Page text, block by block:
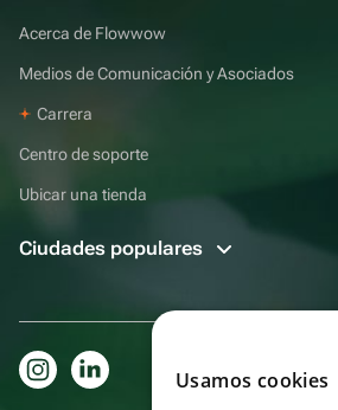
Acerca de Flowwow
Medios de Comunicación y Asociados
Carrera
Centro de soporte
Ubicar una tienda
Ciudades populares
Usamos cookies